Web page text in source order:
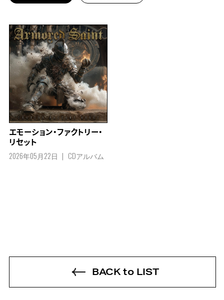
エモーション・ファクトリー・
リセット
2026年05月22日 CDアルバム
BACK to LIST